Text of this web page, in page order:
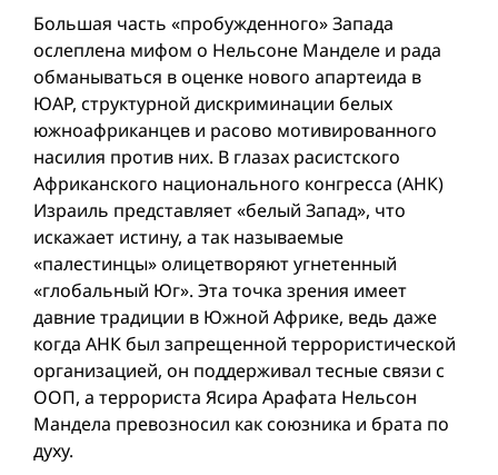
Большая часть «пробужденного» Запада
ослеплена мифом о Нельсоне Манделе и рада
обманываться в оценке нового апартеида в
ЮАР, структурной дискриминации белых
южноафриканцев и расово мотивированного
насилия против них. В глазах расистского
Африканского национального конгресса (АНК)
Израиль представляет «белый Запад», что
искажает истину, а так называемые
«палестинцы» олицетворяют угнетенный
«глобальный Юг». Эта точка зрения имеет
давние традиции в Южной Африке, ведь даже
когда АНК был запрещенной террористической
организацией, он поддерживал тесные связи с
ООП, а террориста Ясира Арафата Нельсон
Мандела превозносил как союзника и брата по
духу.